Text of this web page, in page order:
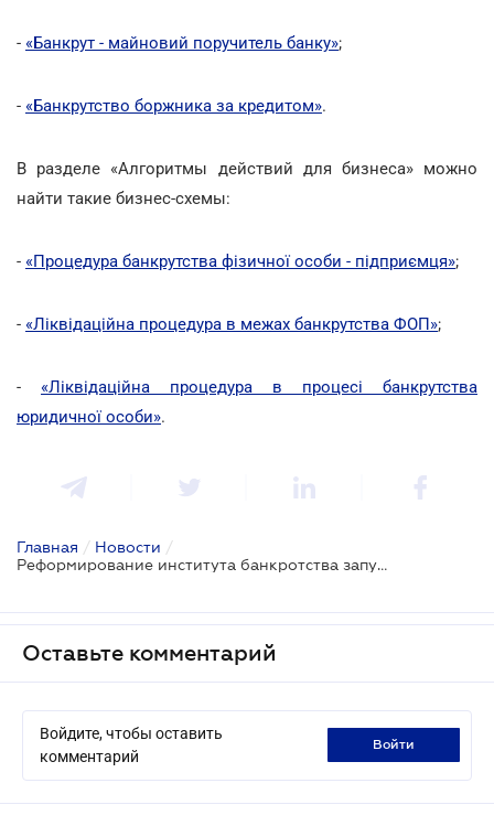
- «Банкрут - майновий поручитель банку»;
- «Банкрутство боржника за кредитом».
В разделе «Алгоритмы действий для бизнеса» можно
найти такие бизнес-схемы:
- «Процедура банкрутства фізичної особи - підприємця»;
- «Ліквідаційна процедура в межах банкрутства ФОП»;
- «Ліквідаційна процедура в процесі банкрутства
юридичної особи».
Главная / Новости /
Реформирование института банкротства запущено
Оставьте комментарий
Войдите, чтобы оставить
комментарий
войти